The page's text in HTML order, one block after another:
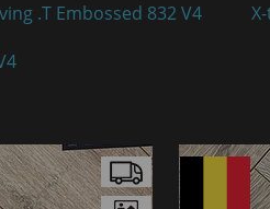
.T Embossed 832 V4